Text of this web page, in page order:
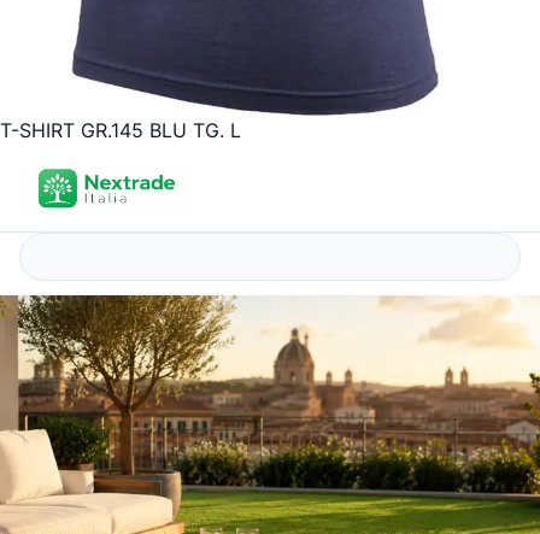
T-SHIRT GR.145 BLU TG. L